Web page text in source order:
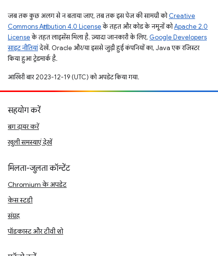
जब तक कुछ अलग से न बताया जाए, तब तक इस पेज की सामग्री कोCreative
Commons Attribution 4.0 Licenseके तहत और कोड के नमूनों कोApache 2.0
Licenseके तहत लाइसेंस मिला है. ज़्यादा जानकारी के लिए, Google Developers
साइट नीतियांदेखें. Oracle और/या इससे जुड़ी हुई कंपनियों का, Java एक रजिस्टर
किया हुआ ट्रेडमार्क है.
आखिरी बार 2023-12-19 (UTC) को अपडेट किया गया.
सहयोग करें
बग दायर करें
खुली समस्याएं देखें
मिलता-जुलता कॉन्टेंट
Chromium के अपडेट
केस स्टडी
संग्रह
पॉडकास्ट और टीवी शो